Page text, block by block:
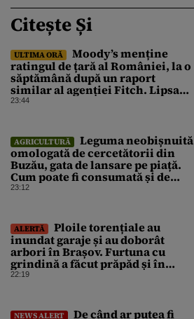
Citește Și
ULTIMA ORĂ
Moody’s menține
ratingul de țară al României, la o
săptămână după un raport
similar al agenției Fitch. Lipsa
unui guvern cu puteri depline,
23:44
AGRICULTURĂ
Leguma neobișnuită
omologată de cercetătorii din
Buzău, gata de lansare pe piață.
Cum poate fi consumată și de
unde provine soiul
23:12
ALERTĂ
Ploile torențiale au
inundat garaje și au doborât
arbori în Brașov. Furtuna cu
grindină a făcut prăpăd și în
Bihor
22:19
NEWS ALERT De când ar putea fi